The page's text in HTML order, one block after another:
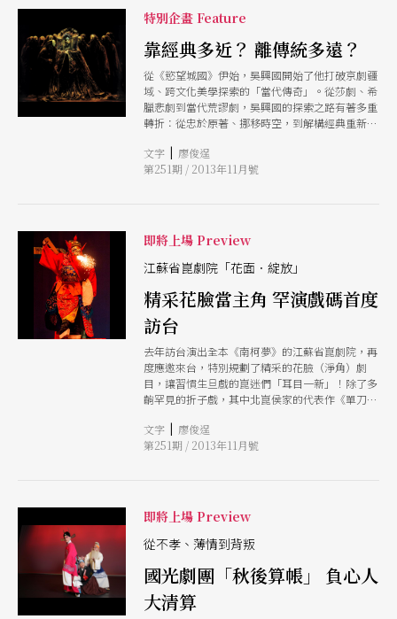
海樂彌說，我們都擁有故事，都在等待有人駐足聆
聽，這讓人和人之間產生連結，如今人人過度依賴
網路，是否沒有了Wi-Fi，人就無法創造連結呢？
《Wifi Lovers》呈現網路愛情的錯綜複雜，同時追
尋愛情本質：墜入愛河到底是什麼意思？愛情又是
什麼？愛情本身包含了許多意義，也有不可解。在
排練過程中，他將演員的日常生活經驗和身體慣
性，以解構的方式融入劇本，兩名演員將在戲中不
特別企畫 Feature
靠經典多近？ 離傳統多遠？
從《慾望城國》伊始，吳興國開始了他打破京劇疆
域、跨文化美學探索的「當代傳奇」。從莎劇、希
臘悲劇到當代荒謬劇，吳興國的探索之路有著多重
轉折：從忠於原著、挪移時空，到解構經典重新拼
文字 | 廖俊逞
第251期 / 2013年11月號
即將上場 Preview
江蘇省崑劇院「花面．綻放」
精采花臉當主角 罕演戲碼首度
訪台
去年訪台演出全本《南柯夢》的江蘇省崑劇院，再
度應邀來台，特別規劃了精采的花臉（淨角）劇
目，讓習慣生旦戲的崑迷們「耳目一新」！除了多
齣罕見的折子戲，其中北崑侯家的代表作《單刀
文字 | 廖俊逞
第251期 / 2013年11月號
即將上場 Preview
從不孝、薄情到背叛
國光劇團「秋後算帳」 負心人
大清算